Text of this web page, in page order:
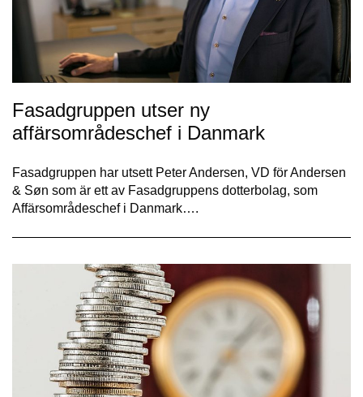
Fasadgruppen utser ny
affärsområdeschef i Danmark
Fasadgruppen har utsett Peter Andersen, VD för Andersen
& Søn som är ett av Fasadgruppens dotterbolag, som
Affärsområdeschef i Danmark….